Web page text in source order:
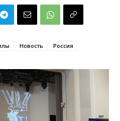
Новость Россия